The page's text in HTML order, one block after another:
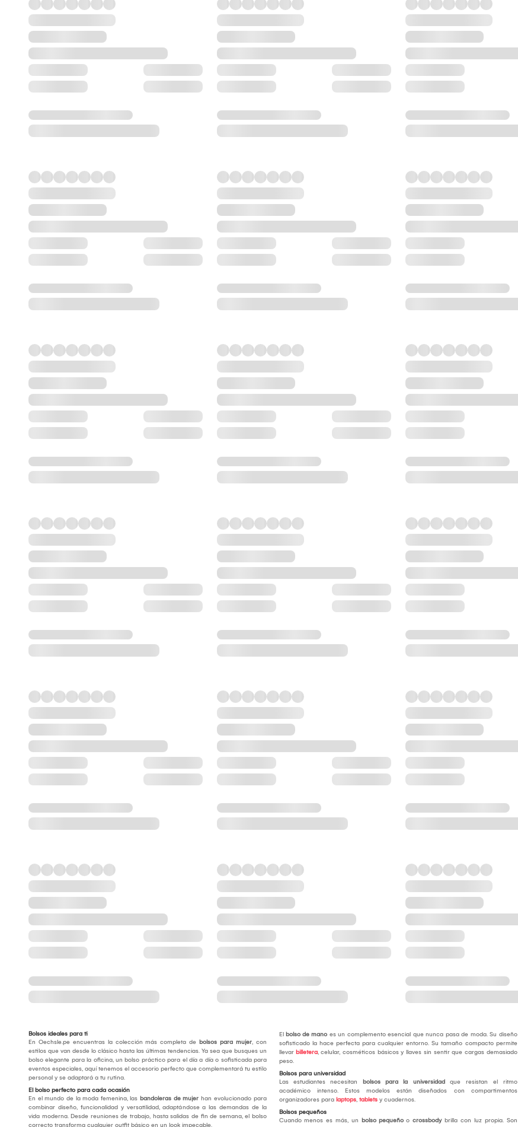
Bolsos ideales para ti
En Oechsle.pe encuentras la colección más completa de bolsos para mujer, con
estilos que van desde lo clásico hasta las últimas tendencias. Ya sea que busques un
bolso elegante para la oficina, un bolso práctico para el día a día o sofisticada para
eventos especiales, aquí tenemos el accesorio perfecto que complementará tu estilo
personal y se adaptará a tu rutina.
El bolso perfecto para cada ocasión
En el mundo de la moda femenina, las bandoleras de mujer han evolucionado para
combinar diseño, funcionalidad y versatilidad, adaptándose a las demandas de la
vida moderna. Desde reuniones de trabajo, hasta salidas de fin de semana, el bolso
correcto transforma cualquier outfit básico en un look impecable.
El bolso de mano es un complemento esencial que nunca pasa de moda. Su diseño
sofisticado la hace perfecta para cualquier entorno. Su tamaño compacto permite
llevar billetera, celular, cosméticos básicos y llaves sin sentir que cargas demasiado
peso.
Bolsos para universidad
Las estudiantes necesitan
bolsos para la universidad que resistan el ritmo
académico intenso. Estos modelos están diseñados con compartimentos
organizadores para laptops, tabletsy cuadernos.
Bolsos pequeños
Cuando menos es más, un
bolso pequeñoo crossbody brilla con luz propia. Son